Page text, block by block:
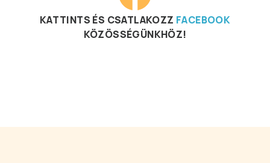
KATTINTS ÉS CSATLAKOZZ FACEBOOK
KÖZÖSSÉGÜNKHÖZ!